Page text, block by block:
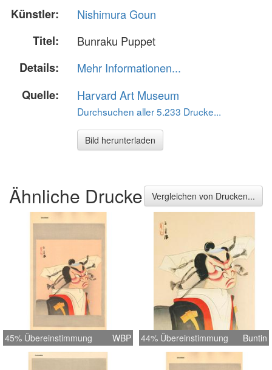
Künstler:
Nishimura Goun
Titel:
Bunraku Puppet
Details:
Mehr Informationen...
Quelle:
Harvard Art Museum
Durchsuchen aller 5.233 Drucke...
Bild herunterladen
Ähnliche Drucke Vergleichen von Drucken...
45% Übereinstimmung WBP 44% Übereinstimmung Buntin